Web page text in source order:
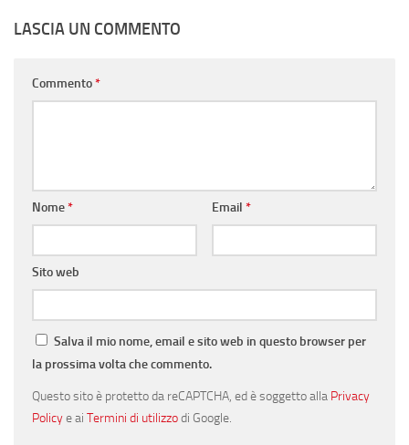
LASCIA UN COMMENTO
Commento*
Nome* Email *
Sito web
Salva il mio nome, email e sito web in questo browser per
la prossima volta che commento.
Questo sito è protetto da reCAPTCHA, ed è soggetto alla Privacy
Policye ai Termini di utilizzodi Google.